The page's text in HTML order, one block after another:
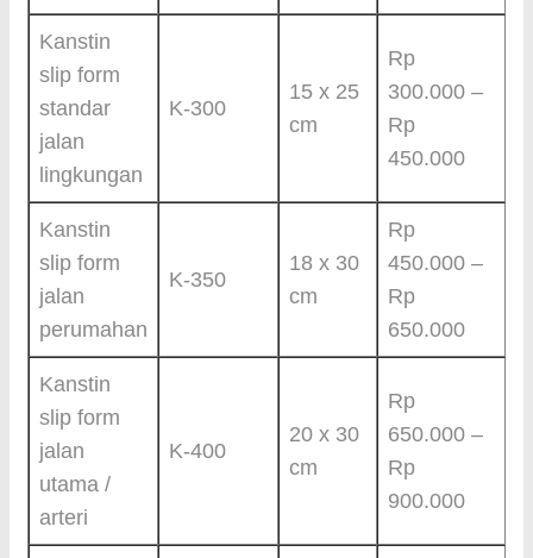
Kanstin
slip form
standar
jalan
lingkungan
K-300
15 x 25
cm
Rp
300.000 –
Rp
450.000
Kanstin
slip form
jalan
perumahan
K-350
18 x 30
cm
Rp
450.000 –
Rp
650.000
Kanstin
slip form
jalan
utama /
arteri
K-400
20 x 30
cm
Rp
650.000 –
Rp
900.000